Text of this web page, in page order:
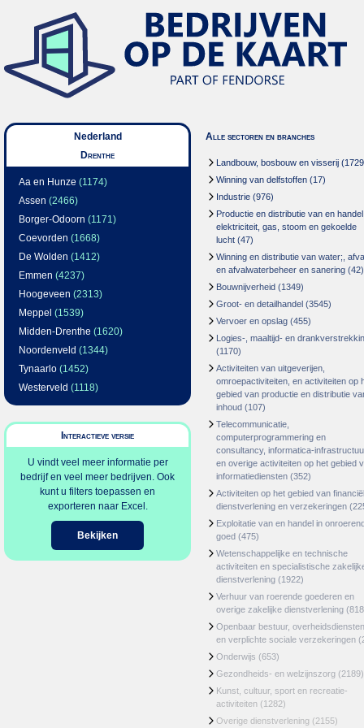
Nederland
Drenthe
Aa en Hunze (1174)
Assen (2466)
Borger-Odoorn (1171)
Coevorden (1668)
De Wolden (1412)
Emmen (4237)
Hoogeveen (2313)
Meppel (1539)
Midden-Drenthe (1620)
Noordenveld (1344)
Tynaarlo (1452)
Westerveld (1118)
Interactieve versie
U vindt veel meer informatie per
bedrijf en veel meer bedrijven. Ook
kunt u filters toepassen en
exporteren naar Excel.
Bekijken
Alle sectoren en branches
Landbouw, bosbouw en visserij
Winning van delfstoffen (17)
Industrie (976)
Productie en distributie van en
elektriciteit, gas, stoom en gekoelde
lucht (47)
Winning en distributie van water;,
en afvalwaterbeheer en sanering (42)
Bouwnijverheid (1349)
Groot- en detailhandel (3545)
Vervoer en opslag (455)
Logies-, maaltijd- en
(1170)
Activiteiten van uitgeverijen,
omroepactiviteiten, en activiteiten op
gebied van productie en distributie
inhoud (107)
Telecommunicatie,
computerprogrammering en
consultancy, informatica-
en overige activiteiten op het gebied
informatiediensten (352)
Activiteiten op het gebied van
dienstverlening en verzekeringen
Exploitatie van en handel in
goed (475)
Wetenschappelijke en technische
activiteiten en specialistische
dienstverlening (1922)
Verhuur van roerende goederen en
overige zakelijke dienstverlening
Openbaar bestuur, overheidsdiensten
en verplichte sociale verzekeringen
Onderwijs (653)
Gezondheids- en welzijnszorg (2189)
Kunst, cultuur, sport en recreatie-
activiteiten (1282)
Overige dienstverlening (2155)